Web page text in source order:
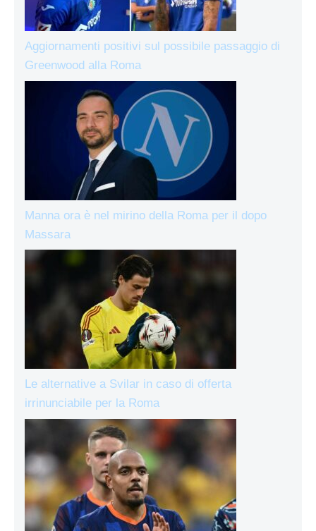
Aggiornamenti positivi sul possibile passaggio di
Greenwood alla Roma
Manna ora è nel mirino della Roma per il dopo
Massara
Le alternative a Svilar in caso di offerta
irrinunciabile per la Roma